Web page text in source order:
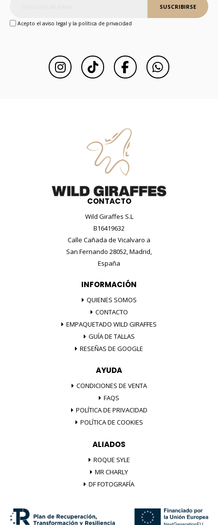
Acepto el aviso legal y la política de privacidad
SUSCRIBIRSE
CONTACTO
Wild Giraffes S.L
B16419632
Calle Cañada de Vicalvaro a
San Fernando 28052, Madrid,
España
INFORMACIÓN
QUIENES SOMOS
CONTACTO
EMPAQUETADO WILD GIRAFFES
GUÍA DE TALLAS
RESEÑAS DE GOOGLE
AYUDA
CONDICIONES DE VENTA
FAQS
POLÍTICA DE PRIVACIDAD
POLÍTICA DE COOKIES
ALIADOS
ROQUE SYLE
MR CHARLY
DF FOTOGRAFÍA